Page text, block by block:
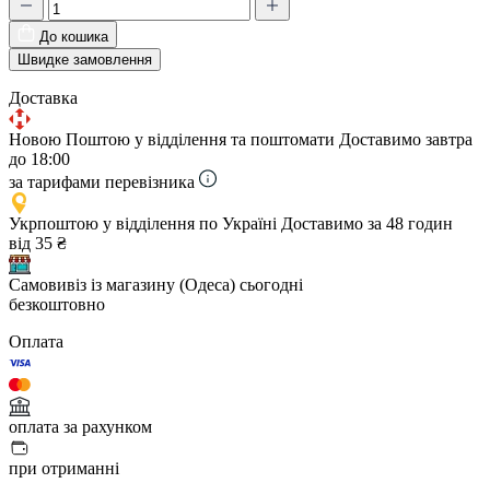
До кошика
Швидке замовлення
Доставка
Новою Поштою у відділення та поштомати Доставимо завтра
до 18:00
за тарифами перевізника
Укрпоштою у відділення по Україні Доставимо за 48 годин
від 35 ₴
Самовивіз із магазину (Одеса) сьогодні
безкоштовно
Оплата
оплата за рахунком
при отриманні